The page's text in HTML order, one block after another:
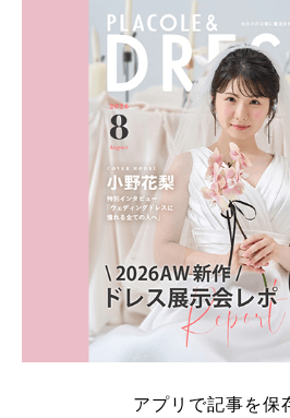
アプリで記事を保